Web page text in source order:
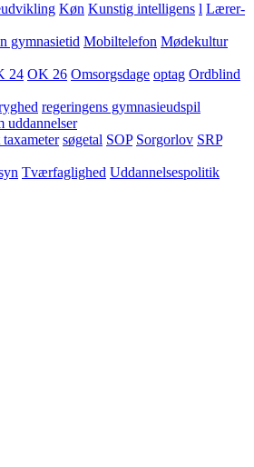
Køn Kunstig intelligens l Lærer-
gymnasietid Mobiltelefon Mødekultur
24 OK 26 Omsorgsdage optag Ordblind
regeringens gymnasieudspil
uddannelser
søgetal SOP Sorgorlov SRP
Tværfaglighed Uddannelsespolitik